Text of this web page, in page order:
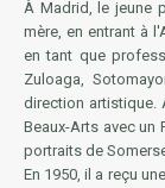
À Madrid, le jeune
mère, en entrant à
en tant que
Zuloaga,
direction artistique.
Beaux-Arts avec un
portraits de
En 1950, il a reçu